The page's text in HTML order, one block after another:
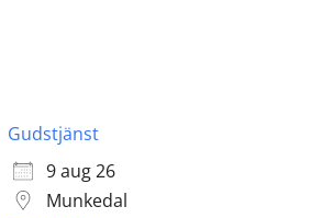
Gudstjänst
9 aug 26
Munkedal